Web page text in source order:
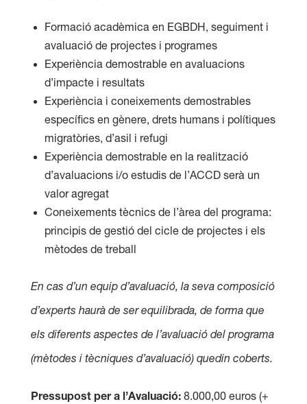
Formació acadèmica en EGBDH, seguiment i
avaluació de projectes i programes
Experiència demostrable en avaluacions
d’impacte i resultats
Experiència i coneixements demostrables
específics en gènere, drets humans i polítiques
migratòries, d’asil i refugi
Experiència demostrable en la realització
d’avaluacions i/o estudis de l’ACCD serà un
valor agregat
Coneixements tècnics de l’àrea del programa:
principis de gestió del cicle de projectes i els
mètodes de treball
En cas d’un equip d’avaluació, la seva composició
d’experts haurà de ser equilibrada, de forma que
els diferents aspectes de l’avaluació del programa
(mètodes i tècniques d’avaluació) quedin coberts.
Pressupost per a l’Avaluació: 8.000,00 euros (+